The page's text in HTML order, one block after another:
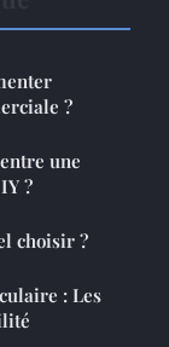
?
une
?
choisir ?
: Les